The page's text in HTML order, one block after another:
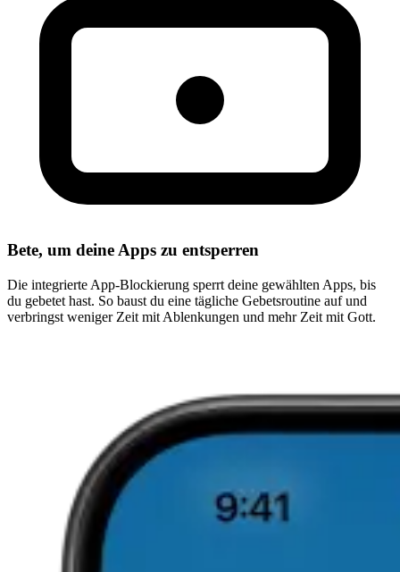
Bete, um deine Apps zu entsperren
Die integrierte App-Blockierung sperrt deine gewählten Apps, bis
du gebetet hast. So baust du eine tägliche Gebetsroutine auf und
verbringst weniger Zeit mit Ablenkungen und mehr Zeit mit Gott.